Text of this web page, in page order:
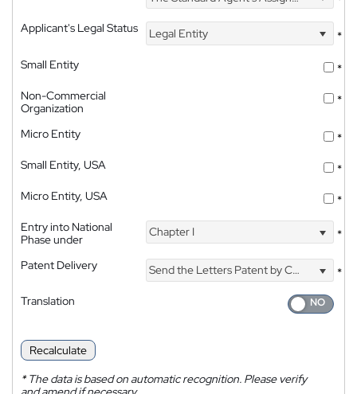
Applicant's Legal Status
Legal Entity
*
Small Entity
*
Non-Commercial
Organization
*
Micro Entity
*
Small Entity, USA
*
Micro Entity, USA
*
Entry into National
Phase under
Chapter I *
Patent Delivery Send the Letters Patent by Courier
*
Translation
Recalculate
*The data is based on automatic recognition. Please verify